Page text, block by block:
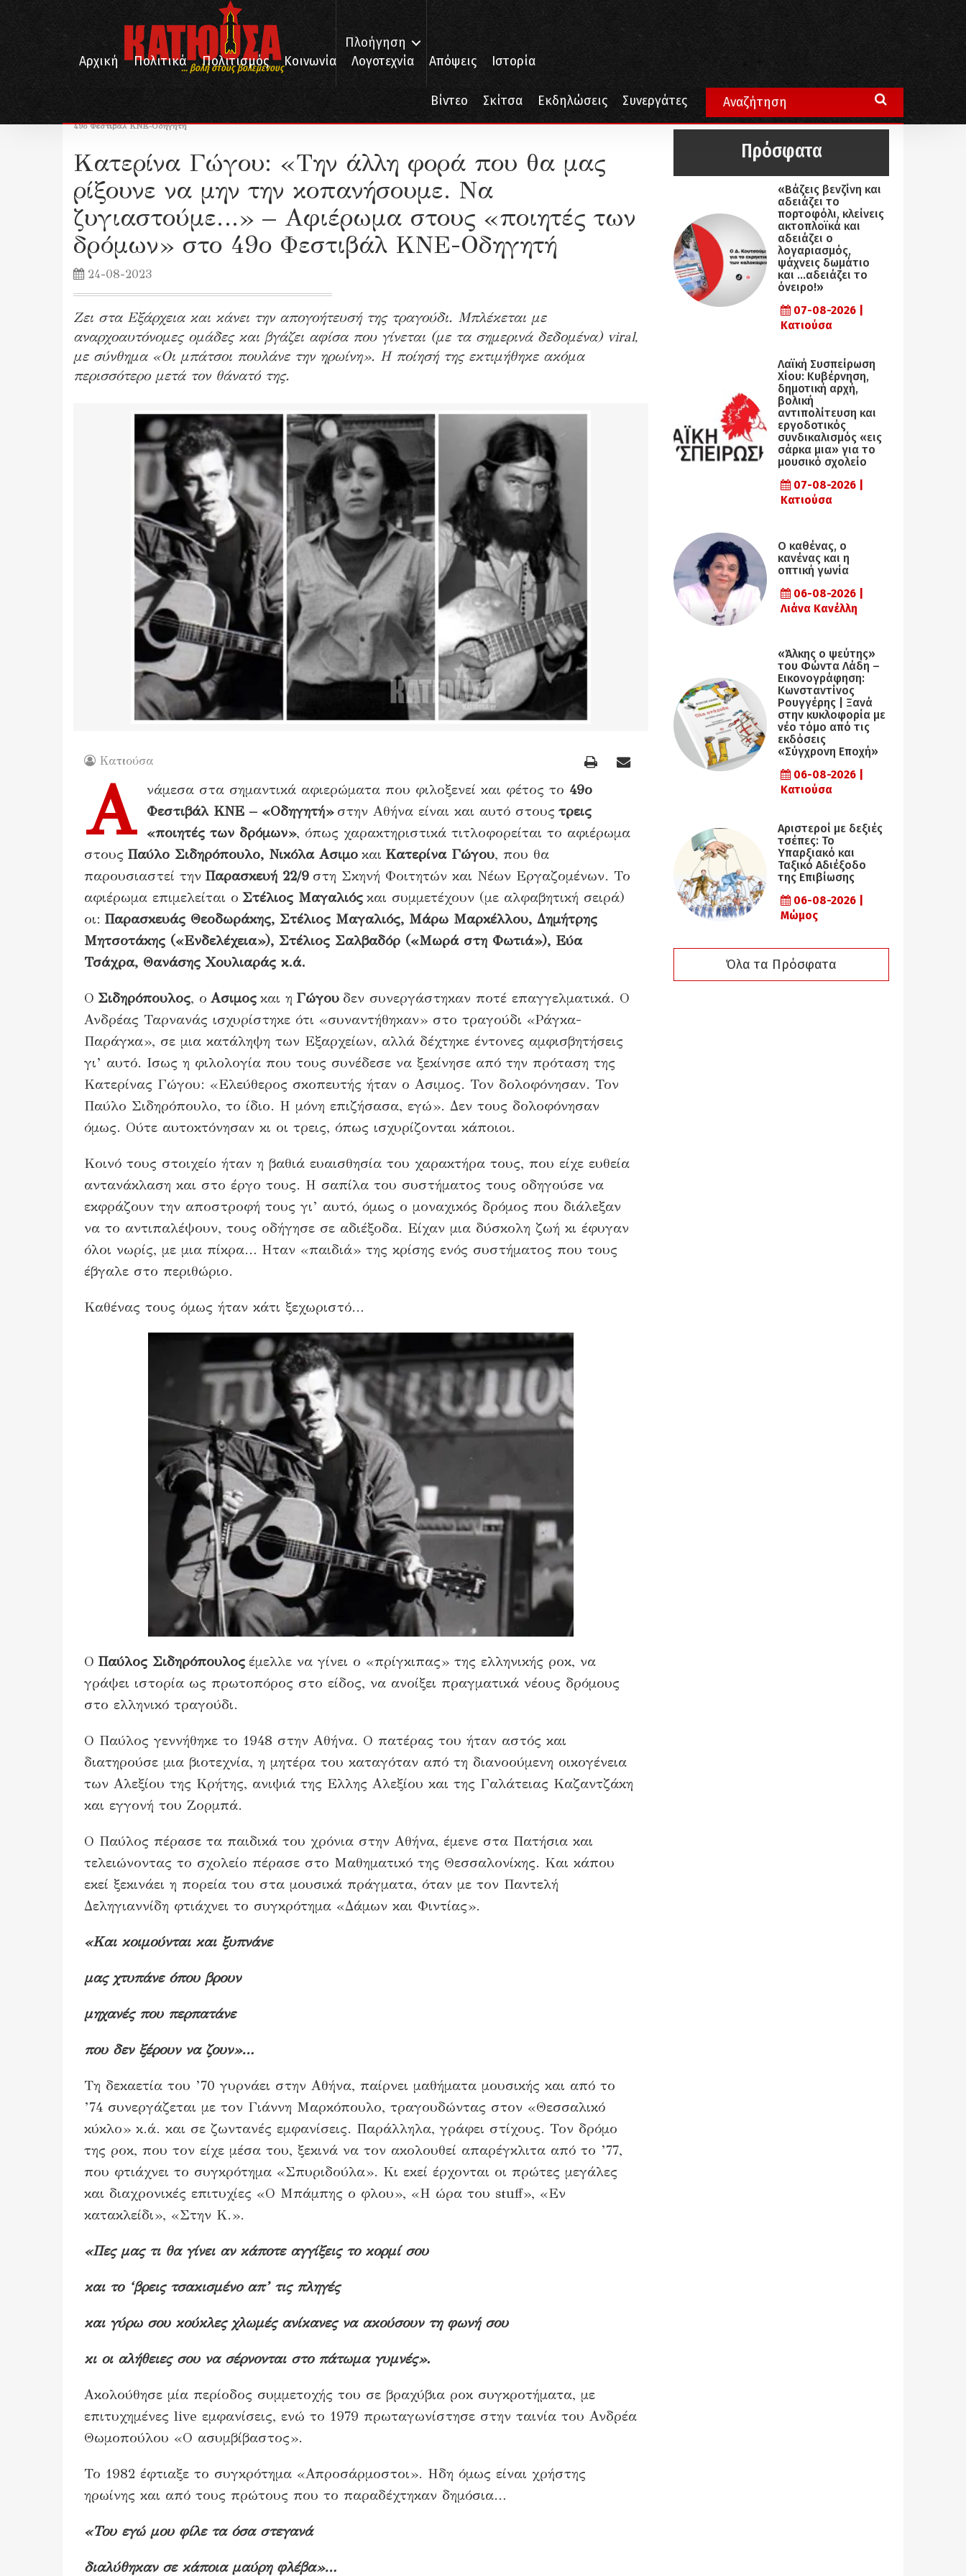
... βολή στους βολεμένους
Πλοήγηση
Αρχική
Πολιτικά Πολιτισμός Κοινωνία Λογοτεχνία Απόψεις Ιστορία
Βίντεο Σκίτσα Εκδηλώσεις Συνεργάτες
Λογοτεχνία
Κατερίνα Γώγου: «Την άλλη φορά που θα μας ρίξουνε να μην την κοπανήσουμε. Να ζυγιαστούμε…» – Αφιέρωμα στους «ποιητές των δρόμων» στο
49ο Φεστιβάλ ΚΝΕ-Οδηγητή
Κατερίνα Γώγου: «Την άλλη φορά που θα μας
ρίξουνε να μην την κοπανήσουμε. Να
ζυγιαστούμε…» – Αφιέρωμα στους «ποιητές των
δρόμων» στο 49ο Φεστιβάλ ΚΝΕ-Οδηγητή
24-08-2023
Ζει στα Εξάρχεια και κάνει την απογοήτευσή της τραγούδι. Μπλέκεται με
αναρχοαυτόνομες ομάδες και βγάζει αφίσα που γίνεται (με τα σημερινά δεδομένα) viral,
με σύνθημα «Οι μπάτσοι πουλάνε την ηρωίνη». Η ποίησή της εκτιμήθηκε ακόμα
περισσότερο μετά τον θάνατό της.
Κατιούσα
Α νάμεσα στα σημαντικά αφιερώματα που φιλοξενεί και φέτος το 49ο
Φεστιβάλ ΚΝΕ – «Οδηγητή»στην Αθήνα είναι και αυτό στους τρεις
«ποιητές των δρόμων», όπως χαρακτηριστικά τιτλοφορείται το αφιέρωμα
στους Παύλο Σιδηρόπουλο, Νικόλα Ασιμο και Κατερίνα Γώγου, που θα
παρουσιαστεί την Παρασκευή 22/9 στη Σκηνή Φοιτητών και Νέων Εργαζομένων. Το
αφιέρωμα επιμελείται ο Στέλιος Μαγαλιός και συμμετέχουν (με αλφαβητική σειρά)
οι: Παρασκευάς Θεοδωράκης, Στέλιος Μαγαλιός, Μάρω Μαρκέλλου, Δημήτρης
Μητσοτάκης («Ενδελέχεια»), Στέλιος Σαλβαδόρ («Μωρά στη Φωτιά»), Εύα
Τσάχρα, Θανάσης Χουλιαράς κ.ά.
Ο Σιδηρόπουλος, ο Ασιμος και η Γώγου δεν συνεργάστηκαν ποτέ επαγγελματικά. Ο
Ανδρέας Ταρνανάς ισχυρίστηκε ότι «συναντήθηκαν» στο τραγούδι «Ράγκα-
Παράγκα», σε μια κατάληψη των Εξαρχείων, αλλά δέχτηκε έντονες αμφισβητήσεις
γι’ αυτό. Ισως η φιλολογία που τους συνέδεσε να ξεκίνησε από την πρόταση της
Κατερίνας Γώγου: «Ελεύθερος σκοπευτής ήταν ο Ασιμος. Τον δολοφόνησαν. Τον
Παύλο Σιδηρόπουλο, το ίδιο. Η μόνη επιζήσασα, εγώ». Δεν τους δολοφόνησαν
όμως. Ούτε αυτοκτόνησαν κι οι τρεις, όπως ισχυρίζονται κάποιοι.
Κοινό τους στοιχείο ήταν η βαθιά ευαισθησία του χαρακτήρα τους, που είχε ευθεία
αντανάκλαση και στο έργο τους. Η σαπίλα του συστήματος τους οδηγούσε να
εκφράζουν την αποστροφή τους γι’ αυτό, όμως ο μοναχικός δρόμος που διάλεξαν
να το αντιπαλέψουν, τους οδήγησε σε αδιέξοδα. Είχαν μια δύσκολη ζωή κι έφυγαν
όλοι νωρίς, με μια πίκρα… Ηταν «παιδιά» της κρίσης ενός συστήματος που τους
έβγαλε στο περιθώριο.
Καθένας τους όμως ήταν κάτι ξεχωριστό…
Ο Παύλος Σιδηρόπουλος έμελλε να γίνει ο «πρίγκιπας» της ελληνικής ροκ, να
γράψει ιστορία ως πρωτοπόρος στο είδος, να ανοίξει πραγματικά νέους δρόμους
στο ελληνικό τραγούδι.
Ο Παύλος γεννήθηκε το 1948 στην Αθήνα. Ο πατέρας του ήταν αστός και
διατηρούσε μια βιοτεχνία, η μητέρα του καταγόταν από τη διανοούμενη οικογένεια
των Αλεξίου της Κρήτης, ανιψιά της Ελλης Αλεξίου και της Γαλάτειας Καζαντζάκη
και εγγονή του Ζορμπά.
Ο Παύλος πέρασε τα παιδικά του χρόνια στην Αθήνα, έμενε στα Πατήσια και
τελειώνοντας το σχολείο πέρασε στο Μαθηματικό της Θεσσαλονίκης. Και κάπου
εκεί ξεκινάει η πορεία του στα μουσικά πράγματα, όταν με τον Παντελή
Δεληγιαννίδη φτιάχνει το συγκρότημα «Δάμων και Φιντίας».
«Και κοιμούνται και ξυπνάνε
μας χτυπάνε όπου βρουν
μηχανές που περπατάνε
που δεν ξέρουν να ζουν»…
Τη δεκαετία του ’70 γυρνάει στην Αθήνα, παίρνει μαθήματα μουσικής και από το
’74 συνεργάζεται με τον Γιάννη Μαρκόπουλο, τραγουδώντας στον «Θεσσαλικό
κύκλο» κ.ά. και σε ζωντανές εμφανίσεις. Παράλληλα, γράφει στίχους. Τον δρόμο
της ροκ, που τον είχε μέσα του, ξεκινά να τον ακολουθεί απαρέγκλιτα από το ’77,
που φτιάχνει το συγκρότημα «Σπυριδούλα». Κι εκεί έρχονται οι πρώτες μεγάλες
και διαχρονικές επιτυχίες «Ο Μπάμπης ο φλου», «Η ώρα του stuff», «Εν
κατακλείδι», «Στην Κ.».
«Πες μας τι θα γίνει αν κάποτε αγγίξεις το κορμί σου
και το ‘βρεις τσακισμένο απ’ τις πληγές
και γύρω σου κούκλες χλωμές ανίκανες να ακούσουν τη φωνή σου
κι οι αλήθειες σου να σέρνονται στο πάτωμα γυμνές».
Ακολούθησε μία περίοδος συμμετοχής του σε βραχύβια ροκ συγκροτήματα, με
επιτυχημένες live εμφανίσεις, ενώ το 1979 πρωταγωνίστησε στην ταινία του Ανδρέα
Θωμοπούλου «Ο ασυμβίβαστος».
Το 1982 έφτιαξε το συγκρότημα «Απροσάρμοστοι». Ηδη όμως είναι χρήστης
ηρωίνης και από τους πρώτους που το παραδέχτηκαν δημόσια…
«Του εγώ μου φίλε τα όσα στεγανά
διαλύθηκαν σε κάποια μαύρη φλέβα»…
Πρόσφατα
«Βάζεις βενζίνη και
αδειάζει το
πορτοφόλι, κλείνεις
ακτοπλοϊκά και
αδειάζει ο
λογαριασμός,
ψάχνεις δωμάτιο
και …αδειάζει το
όνειρο!»
07-08-2026 |
Κατιούσα
Λαϊκή Συσπείρωση
Χίου: Κυβέρνηση,
δημοτική αρχή,
βολική
αντιπολίτευση και
εργοδοτικός
συνδικαλισμός «εις
σάρκα μια» για το
μουσικό σχολείο
07-08-2026 |
Κατιούσα
Ο καθένας, ο
κανένας και η
οπτική γωνία
06-08-2026 |
Λιάνα Κανέλλη
«Άλκης ο ψεύτης»
του Φώντα Λάδη –
Εικονογράφηση:
Κωνσταντίνος
Ρουγγέρης | Ξανά
στην κυκλοφορία με
νέο τόμο από τις
εκδόσεις
«Σύγχρονη Εποχή»
06-08-2026 |
Κατιούσα
Αριστεροί με δεξιές
τσέπες: Το
Υπαρξιακό και
Ταξικό Αδιέξοδο
της Επιβίωσης
06-08-2026 |
Μώμος
Όλα τα Πρόσφατα